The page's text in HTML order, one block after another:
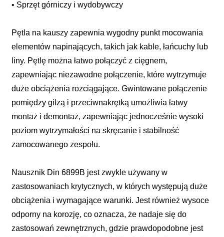
• Sprzęt górniczy i wydobywczy
Pętla na kauszy zapewnia wygodny punkt mocowania
elementów napinających, takich jak kable, łańcuchy lub
liny. Pętlę można łatwo połączyć z cięgnem,
zapewniając niezawodne połączenie, które wytrzymuje
duże obciążenia rozciągające. Gwintowane połączenie
pomiędzy gilzą i przeciwnakrętką umożliwia łatwy
montaż i demontaż, zapewniając jednocześnie wysoki
poziom wytrzymałości na skręcanie i stabilność
zamocowanego zespołu.
Nausznik Din 6899B jest zwykle używany w
zastosowaniach krytycznych, w których występują duże
obciążenia i wymagające warunki. Jest również wysoce
odporny na korozję, co oznacza, że ​​nadaje się do
zastosowań zewnętrznych, gdzie prawdopodobne jest